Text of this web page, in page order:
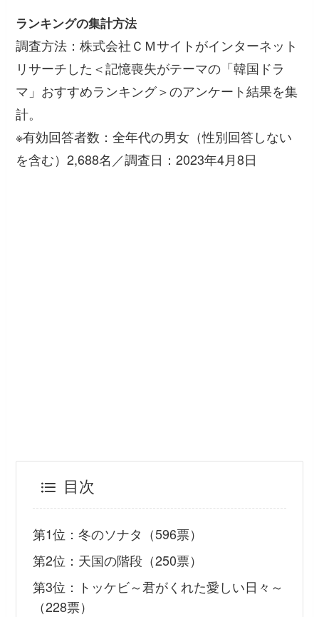
ランキングの集計方法
調査方法：株式会社ＣＭサイトがインターネット
リサーチした＜記憶喪失がテーマの「韓国ドラ
マ」おすすめランキング＞のアンケート結果を集
計。
※有効回答者数：全年代の男女（性別回答しない
を含む）2,688名／調査日：2023年4月8日
目次
第1位：冬のソナタ（596票）
第2位：天国の階段（250票）
第3位：トッケビ～君がくれた愛しい日々～
（228票）